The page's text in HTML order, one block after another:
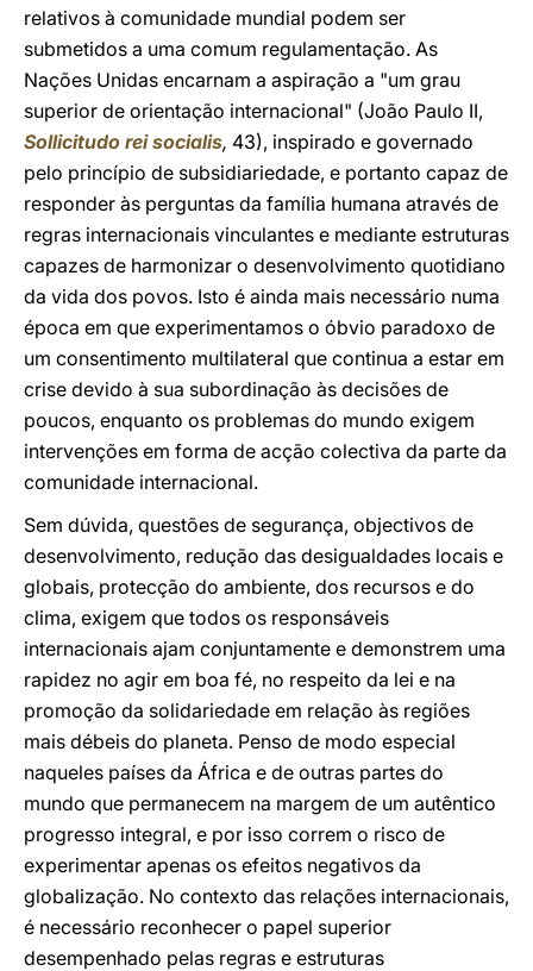
relativos à comunidade mundial podem ser
submetidos a uma comum regulamentação. As
Nações Unidas encarnam a aspiração a "um grau
superior de orientação internacional" (João Paulo II,
Sollicitudo rei socialis, 43), inspirado e governado
pelo princípio de subsidiariedade, e portanto capaz de
responder às perguntas da família humana através de
regras internacionais vinculantes e mediante estruturas
capazes de harmonizar o desenvolvimento quotidiano
da vida dos povos. Isto é ainda mais necessário numa
época em que experimentamos o óbvio paradoxo de
um consentimento multilateral que continua a estar em
crise devido à sua subordinação às decisões de
poucos, enquanto os problemas do mundo exigem
intervenções em forma de acção colectiva da parte da
comunidade internacional.
Sem dúvida, questões de segurança, objectivos de
desenvolvimento, redução das desigualdades locais e
globais, protecção do ambiente, dos recursos e do
clima, exigem que todos os responsáveis
internacionais ajam conjuntamente e demonstrem uma
rapidez no agir em boa fé, no respeito da lei e na
promoção da solidariedade em relação às regiões
mais débeis do planeta. Penso de modo especial
naqueles países da África e de outras partes do
mundo que permanecem na margem de um autêntico
progresso integral, e por isso correm o risco de
experimentar apenas os efeitos negativos da
globalização. No contexto das relações internacionais,
é necessário reconhecer o papel superior
desempenhado pelas regras e estruturas